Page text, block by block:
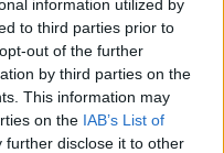
information utilized by
to third parties prior to
out of the further
by third parties on the
This information may
on the IAB’s List of
further disclose it to other
de Occidente
del riesgo de
mundial?
y Gabinete